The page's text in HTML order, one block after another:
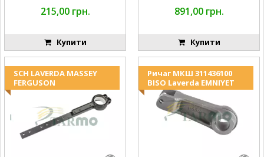
215,00 грн.
Купити
891,00 грн.
Купити
SCH LAVERDA MASSEY
FERGUSON
Ричаг МКШ 311436100
BISO Laverda EMNIYET